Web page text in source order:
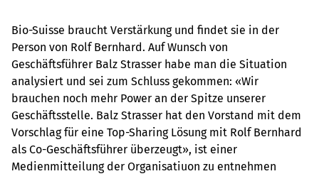
Bio-Suisse braucht Verstärkung und findet sie in der
Person von Rolf Bernhard. Auf Wunsch von
Geschäftsführer Balz Strasser habe man die Situation
analysiert und sei zum Schluss gekommen: «Wir
brauchen noch mehr Power an der Spitze unserer
Geschäftsstelle. Balz Strasser hat den Vorstand mit dem
Vorschlag für eine Top-Sharing Lösung mit Rolf Bernhard
als Co-Geschäftsführer überzeugt», ist einer
Medienmitteilung der Organisatiuon zu entnehmen